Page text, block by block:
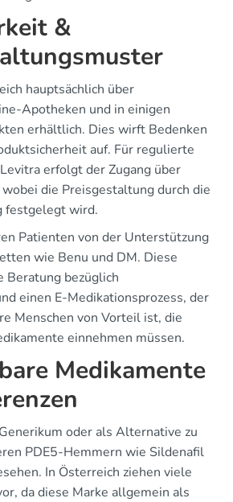
&
hauptsächlich über
Apotheken und in einigen
erhältlich. Dies wirft Bedenken
auf. Für regulierte
erfolgt der Zugang über
die Preisgestaltung durch die
festgelegt wird.
Patienten von der Unterstützung
wie Benu und DM. Diese
Beratung bezüglich
einen E-Medikationsprozess, der
Menschen von Vorteil ist, die
einnehmen müssen.
Medikamente
oder als Alternative zu
PDE5-Hemmern wie Sildenafil
In Österreich ziehen viele
da diese Marke allgemein als